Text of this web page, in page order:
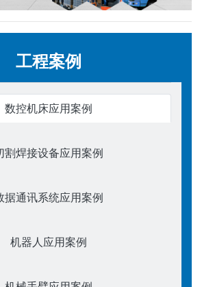
工程案例
数控机床应用案例
割焊接设备应用案例
据通讯系统应用案例
机器人应用案例